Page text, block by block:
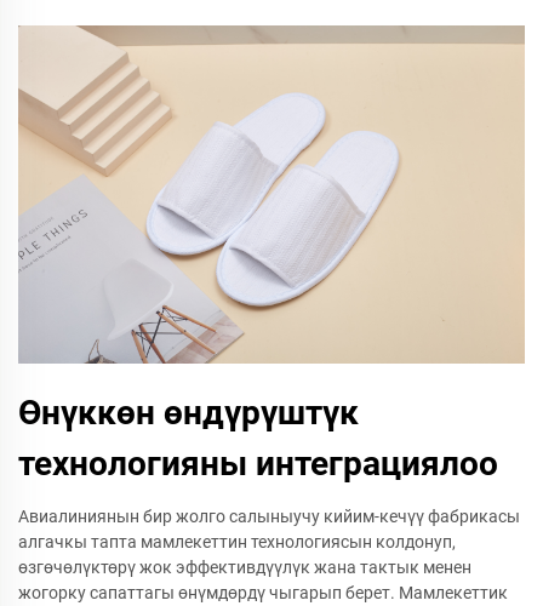
Өнүккөн өндүрүштүк
технологияны интеграциялоо
Авиалиниянын бир жолго салыныучу кийим-кечүү фабрикасы
алгачкы тапта мамлекеттин технологиясын колдонуп,
өзгөчөлүктөрү жок эффективдүүлүк жана тактык менен
жогорку сапаттагы өнүмдөрдү чыгарып берет. Мамлекеттик